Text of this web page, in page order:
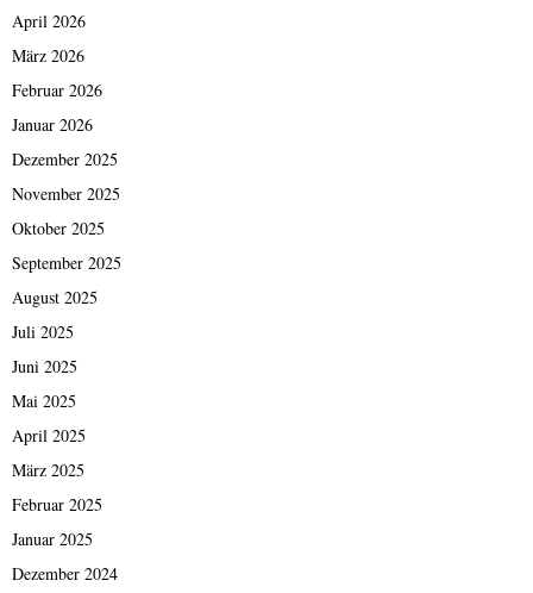
April 2026
März 2026
Februar 2026
Januar 2026
Dezember 2025
November 2025
Oktober 2025
September 2025
August 2025
Juli 2025
Juni 2025
Mai 2025
April 2025
März 2025
Februar 2025
Januar 2025
Dezember 2024